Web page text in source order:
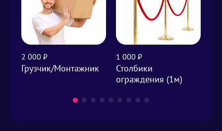
2 000 ₽
Грузчик/Монтажник
1 000 ₽
Столбики
ограждения (1м)